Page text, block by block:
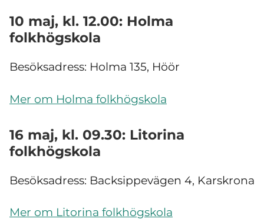
10 maj, kl. 12.00: Holma
folkhögskola
Besöksadress: Holma 135, Höör
Mer om Holma folkhögskola
16 maj, kl. 09.30: Litorina
folkhögskola
Besöksadress: Backsippevägen 4, Karskrona
Mer om Litorina folkhögskola